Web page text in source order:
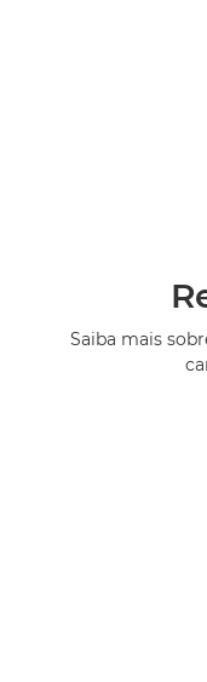
Saiba mais